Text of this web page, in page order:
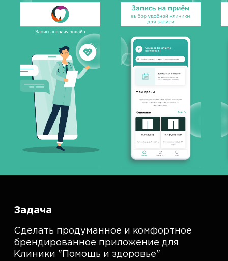
Задача
Сделать продуманное и комфортное
брендированное приложение для
Клиники "Помощь и здоровье"